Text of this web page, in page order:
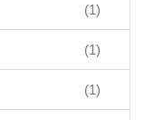
(1)
(1)
(1)